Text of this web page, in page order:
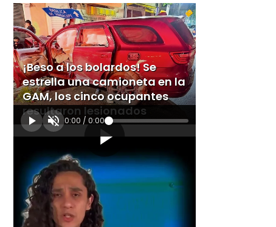
¡Beso a los bolardos! Se
estrella una camioneta en la
GAM, los cinco ocupantes
resultaron lesionados
0:00 / 0:00
[Publicidad]